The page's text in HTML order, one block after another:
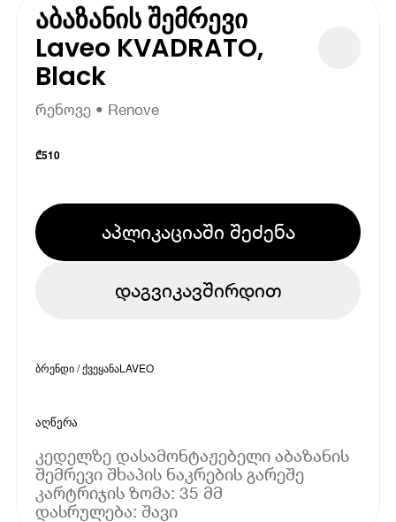
აბაზანის შემრევი
Laveo KVADRATO,
Black
რენოვე • Renove
₾510
აპლიკაციაში შეძენა
დაგვიკავშირდით
ბრენდი / ქვეყანაLAVEO
აღწერა
კედელზე დასამონტაჟებელი აბაზანის
შემრევი შხაპის ნაკრების გარეშე
კარტრიჯის ზომა: 35 მმ
დასრულება: შავი